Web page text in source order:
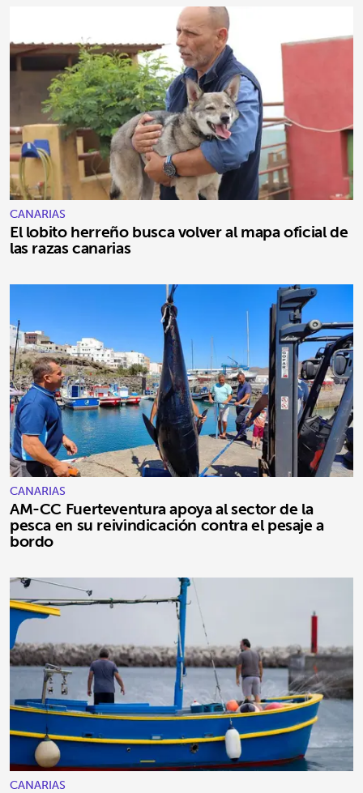
CANARIAS
El lobito herreño busca volver al mapa oficial de
las razas canarias
CANARIAS
AM-CC Fuerteventura apoya al sector de la
pesca en su reivindicación contra el pesaje a
bordo
CANARIAS